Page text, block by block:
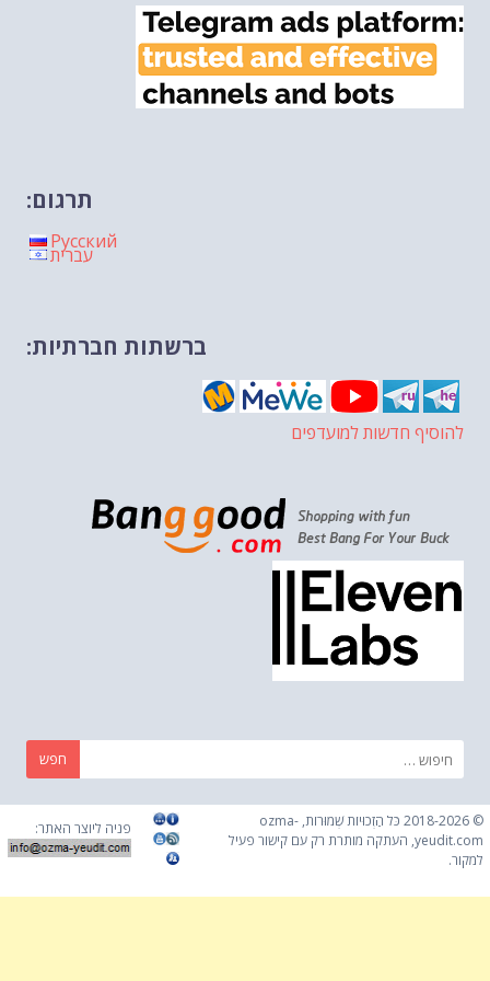
תרגום:
Русский
עברית
ברשתות חברתיות:
להוסיף חדשות למועדפים
חפש:
© 2018-2026 כֹּל הַזְכוּיוֹת שְׁמוּרוֹת, ozma-
yeudit.com, העתקה מותרת רק עם קישור פעיל
למקור.
פניה ליוצר האתר: